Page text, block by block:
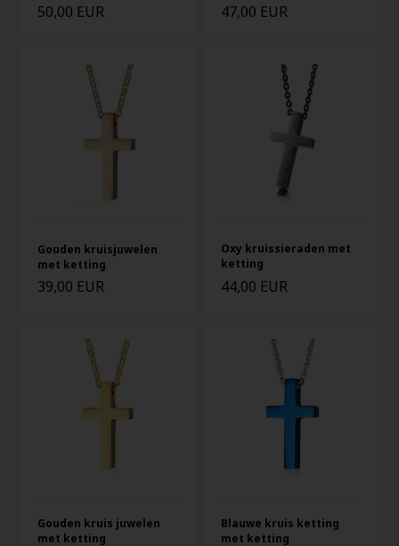
50,00 EUR 47,00 EUR
Gouden kruisjuwelen
met ketting
39,00 EUR
Oxy kruissieraden met
ketting
44,00 EUR
Gouden kruis juwelen
met ketting
Blauwe kruis ketting
met ketting